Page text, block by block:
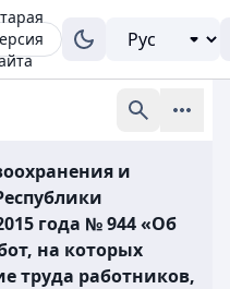
и
года № 944 «Об
на которых
труда работников,